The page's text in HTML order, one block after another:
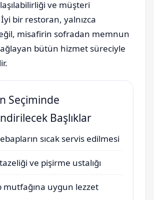
ve müşteri
bir restoran, yalnızca
misafirin sofradan memnun
bütün hizmet süreciyle
Seçiminde
Başlıklar
sıcak servis edilmesi
ve pişirme ustalığı
mutfağına uygun lezzet